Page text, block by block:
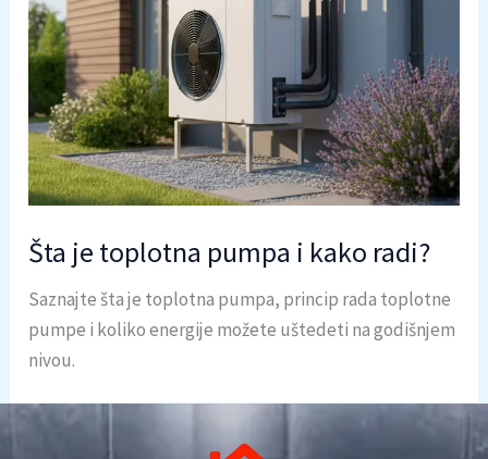
Šta je toplotna pumpa i kako radi?
Saznajte šta je toplotna pumpa, princip rada toplotne
pumpe i koliko energije možete uštedeti na godišnjem
nivou.